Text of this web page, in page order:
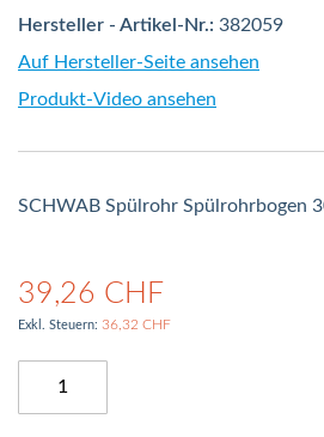
Hersteller - Artikel-Nr.: 382059
Auf Hersteller-Seite ansehen
Produkt-Video ansehen
SCHWAB Spülrohr Spülrohrbogen
39,26 CHF
36,32 CHF